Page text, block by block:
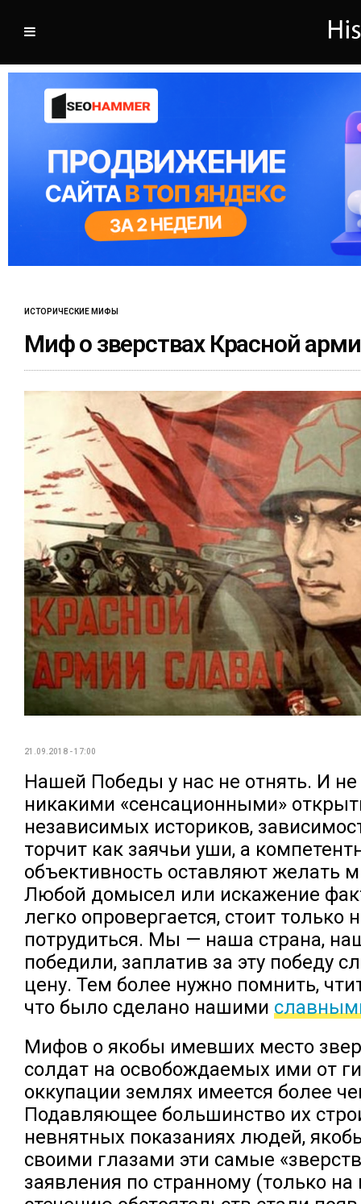
ИСТОРИЧЕСКИЕ МИФЫ
Миф о зверствах Красной
21.09.2018 - 17:00
Нашей Победы у нас не отнять. И не
никакими «сенсационными»
независимых историков,
торчит как заячьи уши, а
объективность оставляют желать
Любой домысел или искажение
легко опровергается, стоит только
потрудиться. Мы — наша страна,
победили, заплатив за эту победу
цену. Тем более нужно помнить,
что было сделано нашими
Мифов о якобы имевших место
солдат на освобождаемых ими от
оккупации землях имеется более
Подавляющее большинство их
невнятных показаниях людей,
своими глазами эти самые
заявления по странному (только